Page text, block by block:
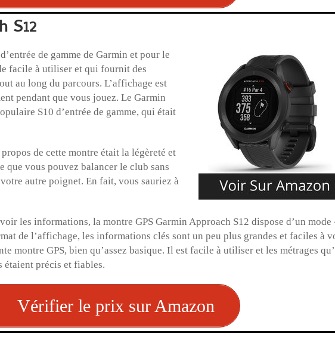
S12
de gamme de Garmin et pour le
facile à utiliser et qui fournit des
au long du parcours. L’affichage est
pendant que vous jouez. Le Garmin
S10 d’entrée de gamme, qui était
de cette montre était la légèreté et
que vous pouvez balancer le club sans
autre poignet. En fait, vous sauriez à
les informations, la montre GPS Garmin Approach S12 dispose d’un mode
de l’affichage, les informations clés sont un peu plus grandes et faciles à
montre GPS, bien qu’assez basique. Il est facile à utiliser et les métrages
étaient précis et fiables.
Vérifier le prix sur Amazon